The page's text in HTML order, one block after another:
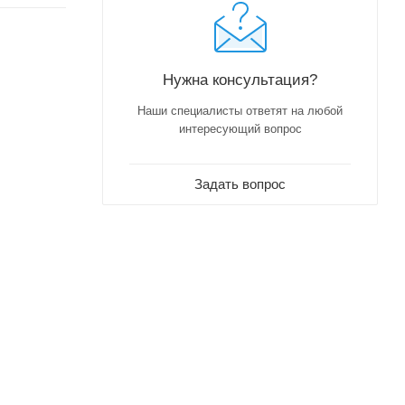
Нужна консультация?
Наши специалисты ответят на любой
интересующий вопрос
Задать вопрос